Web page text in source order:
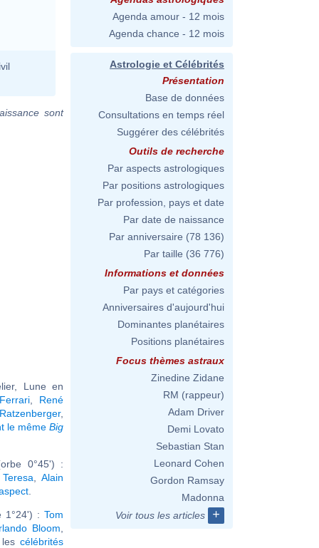
sont
Lune en
René
,
le même Big
0°45') :
,Alain
1°24') : Tom
Bloom
lescélébrités
Agenda amour - 12 mois
Agenda chance - 12 mois
Astrologie et Célébrités
Présentation
Base de données
Consultations en temps réel
Suggérer des célébrités
Outils de recherche
Par aspects astrologiques
Par positions astrologiques
Par profession, pays et date
Par date de naissance
Par anniversaire (78 136)
Par taille (36 776)
Informations et données
Par pays et catégories
Anniversaires d'aujourd'hui
Dominantes planétaires
Positions planétaires
Focus thèmes astraux
Zinedine Zidane
RM (rappeur)
Adam Driver
Demi Lovato
Sebastian Stan
Leonard Cohen
Gordon Ramsay
Madonna
Voir tous les articles
+